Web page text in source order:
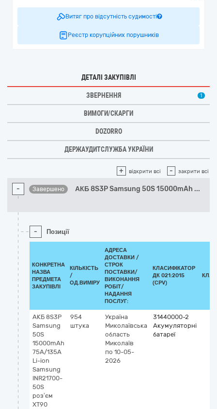
Витяг про відсутність судимості
Реєстр корупційних порушників
ДЕТАЛІ ЗАКУПІВЛІ
ЗВЕРНЕННЯ 1
ВИМОГИ/СКАРГИ
DOZORRO
ДЕРЖАУДИТСЛУЖБА УКРАЇНИ
+ відкрити всі - закрити всі
- Завершено АКБ 8S3P Samsung 50S 15000mAh ...
- Позиції
КОНКРЕТНА
НАЗВА
ПРЕДМЕТА
ЗАКУПІВЛІ
КІЛЬКІСТЬ
/
ОД.ВИМІРУ
АДРЕСА
ДОСТАВКИ /
СТРОК
ПОСТАВКИ/
ВИКОНАННЯ
РОБІТ/
НАДАННЯ
ПОСЛУГ:
КЛАСИФІКАТОР
ДК 021:2015
(CPV)
АКБ 8S3P
Samsung
50S
15000mAh
75A/135A
Li-ion
Samsung
INR21700-
50S
роз’єм
XT90
954
штука
Україна
Миколаївська
область
Миколаїв
по 10-05-
2026
31440000-2
Акумуляторні
батареї